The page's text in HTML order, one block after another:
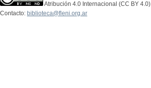
Atribución 4.0 Internacional (CC BY 4.0)
Contacto: biblioteca@fleni.org.ar